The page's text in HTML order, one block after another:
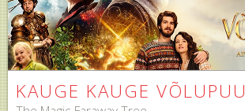
KAUGE KAUGE VÕLUPUU